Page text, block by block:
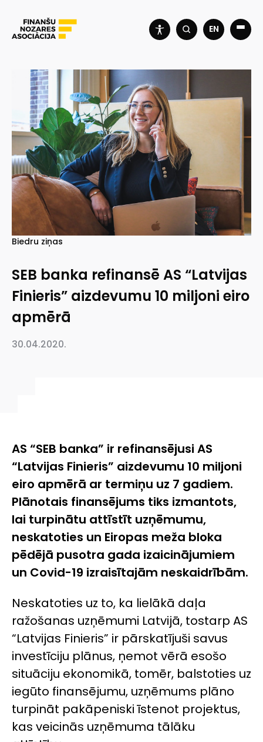
EN
Biedru ziņas
SEB banka refinansē AS “Latvijas
Finieris” aizdevumu 10 miljoni eiro
apmērā
30.04.2020.
AS “SEB banka” ir refinansējusi AS
“Latvijas Finieris” aizdevumu 10 miljoni
eiro apmērā ar termiņu uz 7 gadiem.
Plānotais finansējums tiks izmantots,
lai turpinātu attīstīt uzņēmumu,
neskatoties un Eiropas meža bloka
pēdējā pusotra gada izaicinājumiem
un Covid-19 izraisītajām neskaidrībām.
Neskatoties uz to, ka lielākā daļa
ražošanas uzņēmumi Latvijā, tostarp AS
“Latvijas Finieris” ir pārskatījuši savus
investīciju plānus, ņemot vērā esošo
situāciju ekonomikā, tomēr, balstoties uz
iegūto finansējumu, uzņēmums plāno
turpināt pakāpeniski īstenot projektus,
kas veicinās uzņēmuma tālāku